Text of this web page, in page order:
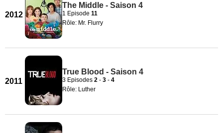
2012
The Middle - Saison 4
1 Episode 11
Rôle: Mr. Flurry
2011
True Blood - Saison 4
3 Episodes 2 - 3 - 4
Rôle: Luther